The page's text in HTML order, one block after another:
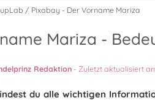
/ Pixabay - Der Vorname Mariza
Mariza -
Redaktion - Zuletzt aktualisiert
du alle wichtigen